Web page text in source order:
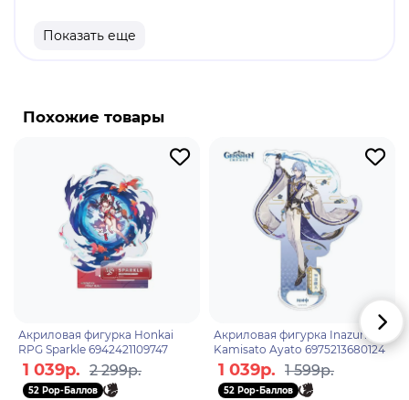
Оригинальный и официально лицензированный
Хуохо - жалкая и беспомощная фоксианская
стажёром Комиссии Десяти Владык и боится
призраков, но должна их ловить. Из-за того, что
судьи Комиссии Десяти Владык запечатали
гелиобус по имени Хвост в её хвосте, она стала
"проклятой", которая привлекает нелюдей.
Показать еще
Похожие товары
Акриловая фигурка Honkai
RPG Sparkle 6942421109747
1 039р. 2 299р.
52 Pop-Баллов
Акриловая фигурка Inazuma
Kamisato Ayato 6975213680124
1 039р. 1 599р.
52 Pop-Баллов